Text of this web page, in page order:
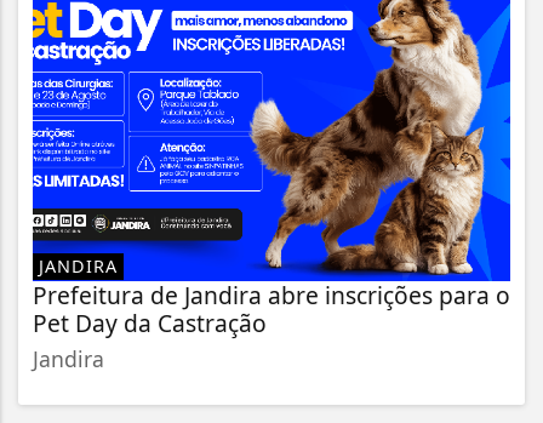
JANDIRA
Prefeitura de Jandira abre inscrições para o
Pet Day da Castração
Jandira